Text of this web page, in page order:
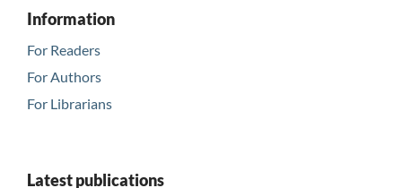
Information
For Readers
For Authors
For Librarians
Latest publications